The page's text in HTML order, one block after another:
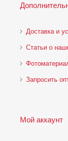
Доставка и
Статьи о
Запросить
Мой аккаунт